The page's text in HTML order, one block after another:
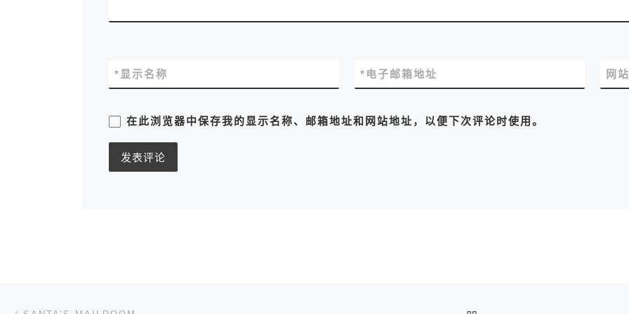
显示名称
* 电子邮箱地址
* 网
在此浏览器中保存我的显示名称、邮箱地址和网站地址，以便下次评论时使用。
文章导航